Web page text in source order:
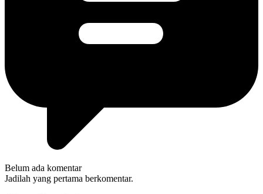
Belum ada komentar
Jadilah yang pertama berkomentar.